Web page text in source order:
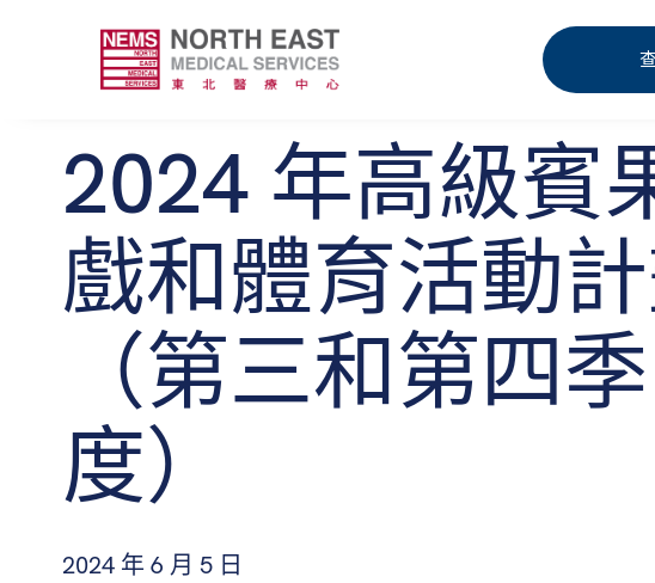
2024 年高級賓
戲和體育活動
（第三和第四季
度）
2024 年 6 月 5 日